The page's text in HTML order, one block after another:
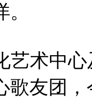
术中心
歌友团